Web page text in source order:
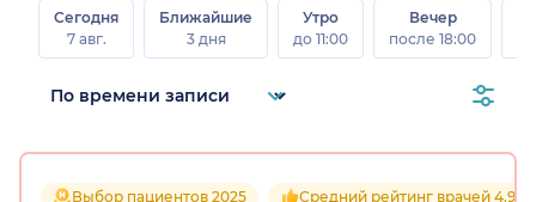
Сегодня
7 авг.
Ближайшие
3 дня
Утро
до 11:00
Вечер
после 18:00
Выбор пациентов 2025 Средний рейтинг врачей 4.9